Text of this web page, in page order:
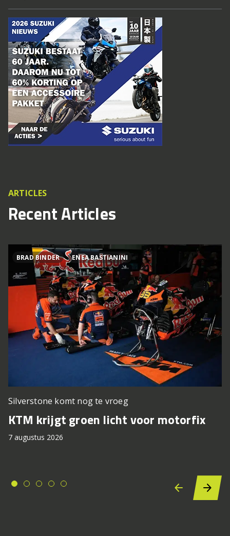
ARTICLES
Recent Articles
BRAD BINDER ENEA BASTIANINI
Silverstone komt nog te vroeg
KTM krijgt groen licht voor motorfix
7 augustus 2026